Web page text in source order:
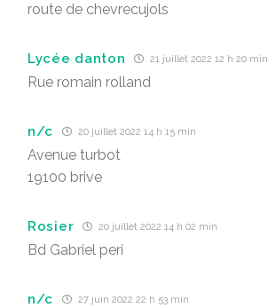
route de chevrecujols
Lycée danton 21 juillet 2022 12 h 20 min
Rue romain rolland
n/c 20 juillet 2022 14 h 15 min
Avenue turbot
19100 brive
Rosier 20 juillet 2022 14 h 02 min
Bd Gabriel peri
n/c 27 juin 2022 22 h 53 min